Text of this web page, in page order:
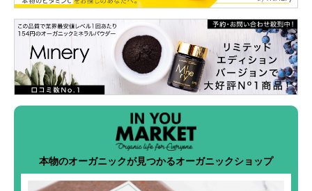
本物のオーガニックが見つかるオーガニックショップ